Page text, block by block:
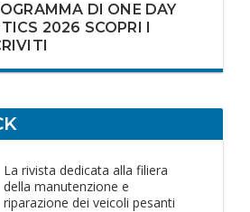
DI ONE DAY
2026 SCOPRI I
La rivista dedicata alla filiera
della manutenzione e
riparazione dei veicoli pesanti